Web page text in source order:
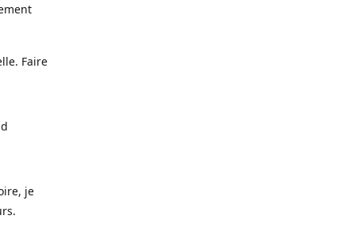
Faire
je